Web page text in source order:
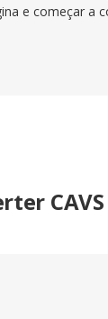
e começar a